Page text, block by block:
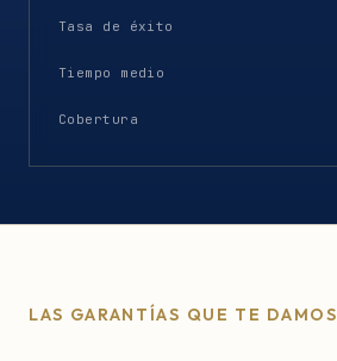
Tasa de éxito
Tiempo medio
Cobertura
LAS GARANTÍAS QUE TE DAMOS